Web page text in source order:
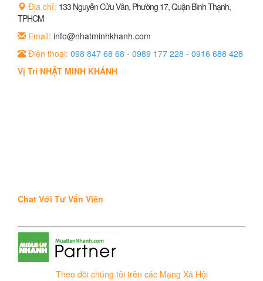
Địa chỉ: 133 Nguyễn Cửu Vân, Phường 17, Quận Bình Thạnh,
TPHCM
Email: info@nhatminhkhanh.com
Điện thoại: 098 847 68 68 - 0989 177 228 - 0916 688 428
Vị Trí NHẬT MINH KHÁNH
Chat Với Tư Vấn Viên
Theo dõi chúng tôi trên các Mạng Xã Hội